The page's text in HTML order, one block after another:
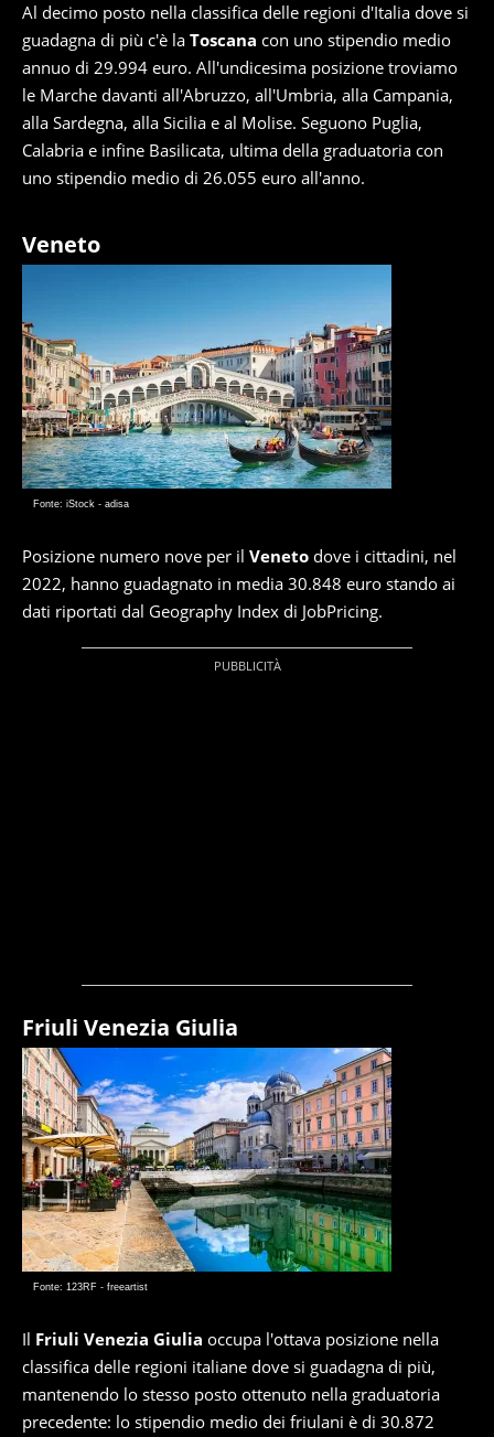
Al decimo posto nella classifica delle regioni d'Italia dove si
guadagna di più c'è la Toscana con uno stipendio medio
annuo di 29.994 euro. All'undicesima posizione troviamo
le Marche davanti all'Abruzzo, all'Umbria, alla Campania,
alla Sardegna, alla Sicilia e al Molise. Seguono Puglia,
Calabria e infine Basilicata, ultima della graduatoria con
uno stipendio medio di 26.055 euro all'anno.
Veneto
Fonte: iStock - adisa
Posizione numero nove per il Veneto dove i cittadini, nel
2022, hanno guadagnato in media 30.848 euro stando ai
dati riportati dal Geography Index di JobPricing.
Friuli Venezia Giulia
Fonte: 123RF - freeartist
Il Friuli Venezia Giulia occupa l'ottava posizione nella
classifica delle regioni italiane dove si guadagna di più,
mantenendo lo stesso posto ottenuto nella graduatoria
precedente: lo stipendio medio dei friulani è di 30.872